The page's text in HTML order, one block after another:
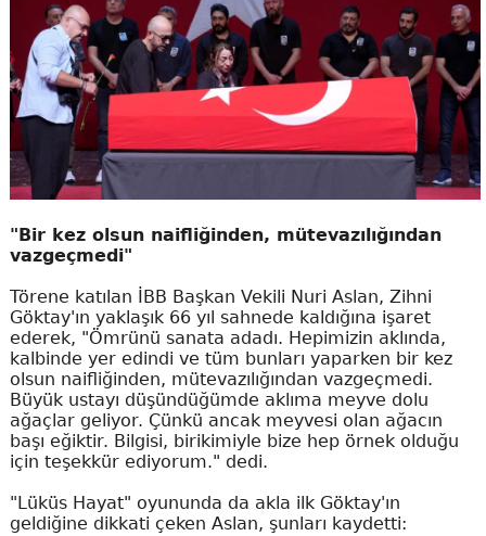
"Bir kez olsun naifliğinden, mütevazılığından
vazgeçmedi"
Törene katılan İBB Başkan Vekili Nuri Aslan, Zihni
Göktay'ın yaklaşık 66 yıl sahnede kaldığına işaret
ederek, "Ömrünü sanata adadı. Hepimizin aklında,
kalbinde yer edindi ve tüm bunları yaparken bir kez
olsun naifliğinden, mütevazılığından vazgeçmedi.
Büyük ustayı düşündüğümde aklıma meyve dolu
ağaçlar geliyor. Çünkü ancak meyvesi olan ağacın
başı eğiktir. Bilgisi, birikimiyle bize hep örnek olduğu
için teşekkür ediyorum." dedi.
"Lüküs Hayat" oyununda da akla ilk Göktay'ın
geldiğine dikkati çeken Aslan, şunları kaydetti: